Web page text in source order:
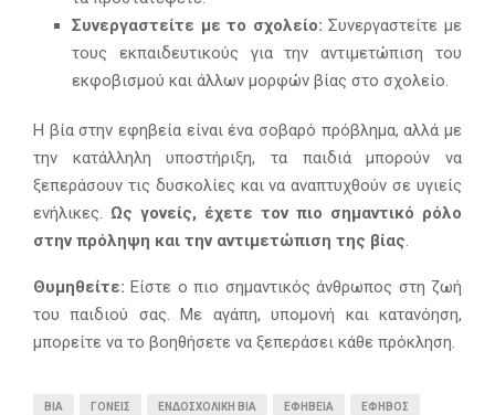
Συνεργαστείτε με το σχολείο: Συνεργαστείτε με
τους εκπαιδευτικούς για την αντιμετώπιση του
εκφοβισμού και άλλων μορφών βίας στο σχολείο.
Η βία στην εφηβεία είναι ένα σοβαρό πρόβλημα, αλλά με
την κατάλληλη υποστήριξη, τα παιδιά μπορούν να
ξεπεράσουν τις δυσκολίες και να αναπτυχθούν σε υγιείς
ενήλικες. Ως γονείς, έχετε τον πιο σημαντικό ρόλο
στην πρόληψη και την αντιμετώπιση της βίας.
Θυμηθείτε: Είστε ο πιο σημαντικός άνθρωπος στη ζωή
του παιδιού σας. Με αγάπη, υπομονή και κατανόηση,
μπορείτε να το βοηθήσετε να ξεπεράσει κάθε πρόκληση.
ΒΊΑ ΓΟΝΕΊΣ ΕΝΔΟΣΧΟΛΙΚΉ ΒΊΑ ΕΦΗΒΕΊΑ ΈΦΗΒΟΣ